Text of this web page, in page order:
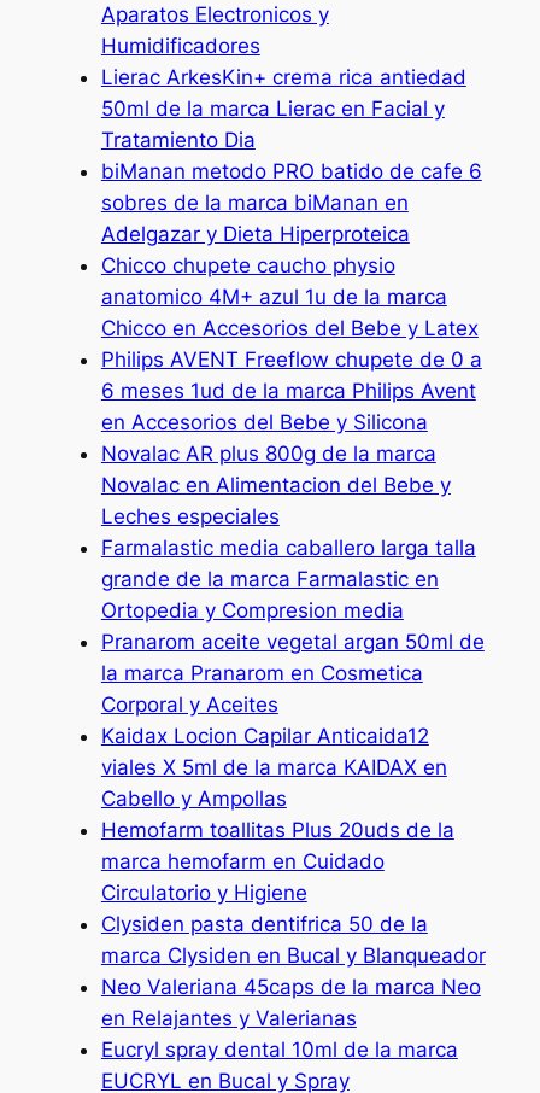
Aparatos Electronicos y
Humidificadores
Lierac ArkesKin+ crema rica antiedad
50ml de la marca Lierac en Facial y
Tratamiento Dia
biManan metodo PRO batido de cafe 6
sobres de la marca biManan en
Adelgazar y Dieta Hiperproteica
Chicco chupete caucho physio
anatomico 4M+ azul 1u de la marca
Chicco en Accesorios del Bebe y Latex
Philips AVENT Freeflow chupete de 0 a
6 meses 1ud de la marca Philips Avent
en Accesorios del Bebe y Silicona
Novalac AR plus 800g de la marca
Novalac en Alimentacion del Bebe y
Leches especiales
Farmalastic media caballero larga talla
grande de la marca Farmalastic en
Ortopedia y Compresion media
Pranarom aceite vegetal argan 50ml de
la marca Pranarom en Cosmetica
Corporal y Aceites
Kaidax Locion Capilar Anticaida12
viales X 5ml de la marca KAIDAX en
Cabello y Ampollas
Hemofarm toallitas Plus 20uds de la
marca hemofarm en Cuidado
Circulatorio y Higiene
Clysiden pasta dentifrica 50 de la
marca Clysiden en Bucal y Blanqueador
Neo Valeriana 45caps de la marca Neo
en Relajantes y Valerianas
Eucryl spray dental 10ml de la marca
EUCRYL en Bucal y Spray